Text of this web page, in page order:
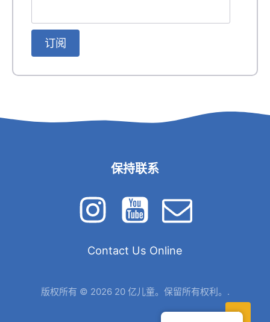
保持联系
Contact Us Online
版权所有 © 2026 20 亿儿童。保留所有权利。.